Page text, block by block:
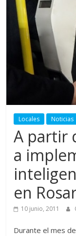
Locales Noticias
A partir
a
en
10 junio, 2011
Durante el mes